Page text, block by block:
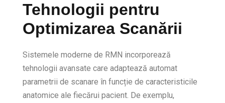
Tehnologii pentru
Optimizarea Scanării
Sistemele moderne de RMN incorporează
tehnologii avansate care adaptează automat
parametrii de scanare în funcție de caracteristicile
anatomice ale fiecărui pacient. De exemplu,